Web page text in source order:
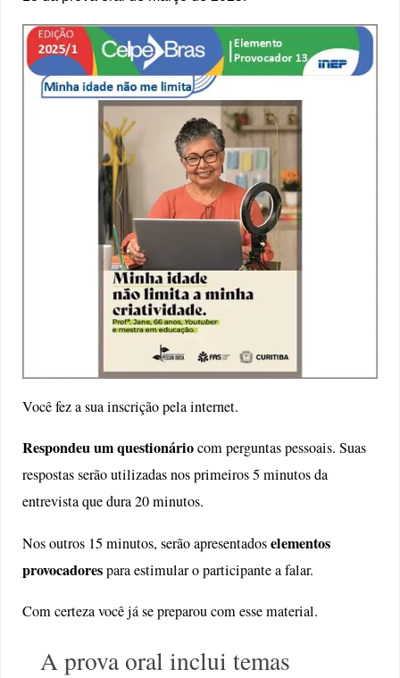
Você fez a sua inscrição pela internet.
Respondeu um questionáriocom perguntas pessoais. Suas
respostas serão utilizadas nos primeiros 5 minutos da
entrevista que dura 20 minutos.
Nos outros 15 minutos, serão apresentadoselementos
provocadorespara estimular o participante a falar.
Com certeza você já se preparou com esse material.
A prova oral inclui temas